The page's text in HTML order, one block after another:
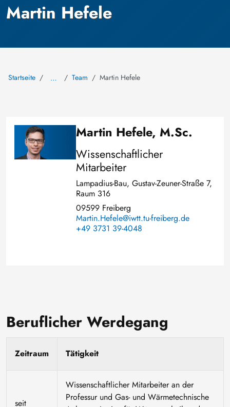
Martin Hefele
Startseite … Team Martin Hefele
Image Martin Hefele, M.Sc.
Wissenschaftlicher
Mitarbeiter
Lampadius-Bau, Gustav-Zeuner-Straße 7,
Raum 316
09599 Freiberg
Martin.Hefele@iwtt.tu-freiberg.de
+49 3731 39-4048
Beruflicher Werdegang
Zeitraum Tätigkeit
seit
Wissenschaftlicher Mitarbeiter an der
Professur und Gas- und Wärmetechnische